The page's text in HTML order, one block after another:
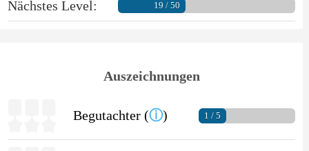
Nächstes Level: 19 / 50
Auszeichnungen
Begutachter (ⓘ) 1 / 5